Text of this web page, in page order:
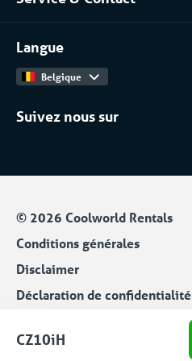
CZ10iH
Travailler chez
Catalogue Produits
Contact
Langue
Belgique
Suivez nous sur
© 2026 Coolworld Rentals
Conditions générales
Disclaimer
Déclaration de confidentialité